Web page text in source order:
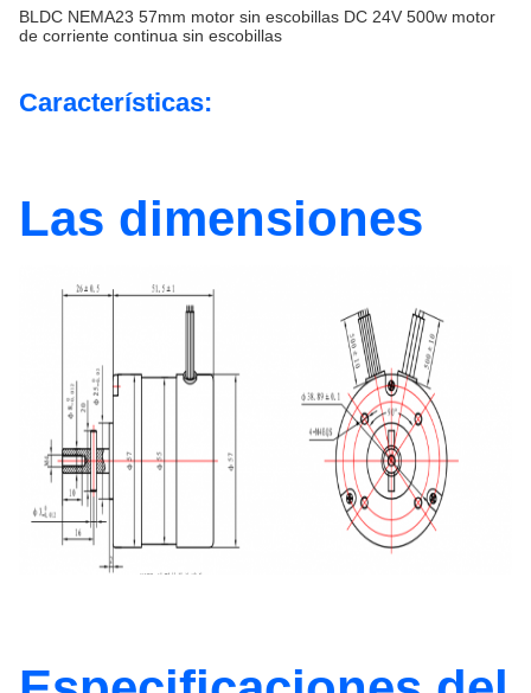
BLDC NEMA23 57mm motor sin escobillas DC 24V 500w motor
de corriente continua sin escobillas
Características:
Las dimensiones